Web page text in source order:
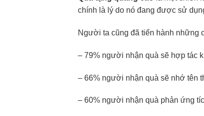
chính là lý do nó đang được sử
Người ta cũng đã tiến hành những
– 79% người nhận quà sẽ hợp tác
– 66% người nhận quà sẽ nhớ tên
– 60% người nhận quà phản ứng